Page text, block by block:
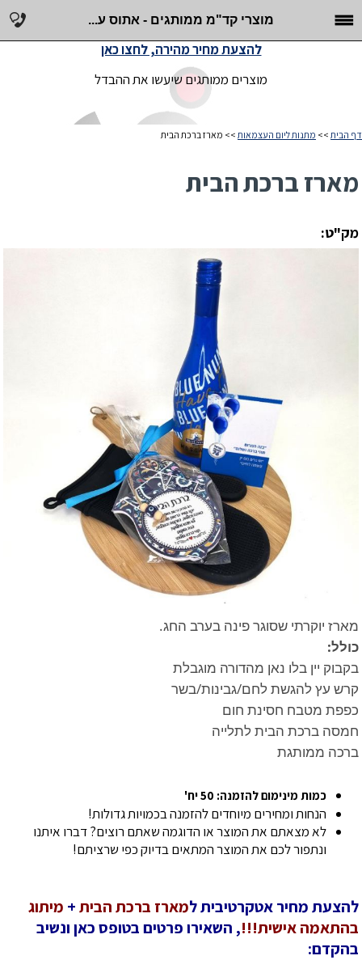
מוצרי קד"מ ממותגים - אתוס ע...
מוצרים ממותגים שיעשו את ההבדל
להצעת מחיר מהירה, לחצו כאן
דף הבית >> מתנות ליום העצמאות >> מארז ברכת הבית
מארז ברכת הבית
מק"ט:
מארז יוקרתי שסוגר פינה בערב החג.
כולל:
בקבוק יין בלו נאן מהדורה מוגבלת
קרש עץ להגשת לחם/גבינות/בשר
כפפת מטבח חסינת חום
חמסה ברכת הבית לתלייה
ברכה ממותגת
כמות מינימום להזמנה: 50 יח'
הנחות ומחירים מיוחדים להזמנה בכמויות גדולות!
לא מצאתם את המוצר או הדוגמה שאתם רוצים? דברו איתנו
ונתפור לכם את המוצר המתאים בדיוק כפי שרציתם!
להצעת מחיר אטקרטיבית למארז ברכת הבית+ מיתוג
בהתאמה אישית!!!, השאירו פרטים בטופס כאן ונשיב
בהקדם: